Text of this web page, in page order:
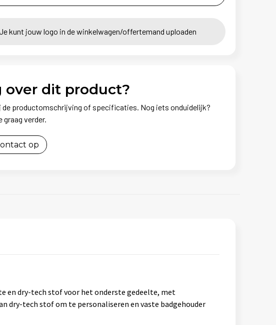
kunt jouw logo in de winkelwagen/offertemand uploaden
over dit product?
de productomschrijving of specificaties. Nog iets onduidelijk?
graag verder.
op
en dry-tech stof voor het onderste gedeelte, met
dry-tech stof om te personaliseren en vaste badgehouder